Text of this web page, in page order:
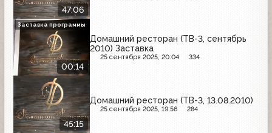
47:06
00:14
Домашний ресторан (ТВ-3, сентябрь
2010) Заставка
25 сентября 2025, 20:04 334
Заставка программы
45:15
Домашний ресторан (ТВ-3, 13.08.2010)
25 сентября 2025, 19:56 284